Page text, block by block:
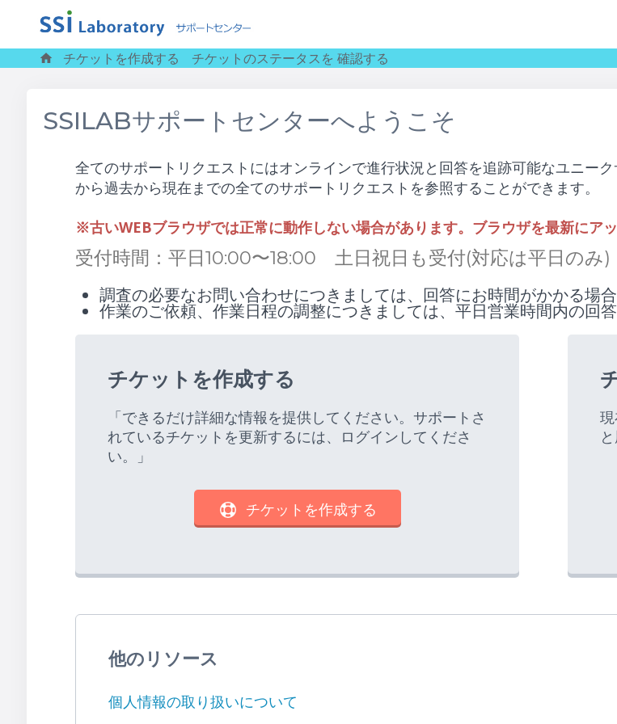
チケットを作成する チケットのステータスを 確認する
SSILABサポートセンターへようこそ
全てのサポートリクエストにはオンラインで進行状況と回答を追跡可能なユニー
から過去から現在までの全てのサポートリクエストを参照することができます。
※古いWEBブラウザでは正常に動作しない場合があります。ブラウザを最新にア
受付時間：平日10:00〜18:00 土日祝日も受付(対応は平日のみ)
調査の必要なお問い合わせにつきましては、回答にお時間がかかる場
作業のご依頼、作業日程の調整につきましては、平日営業時間内の回答
チケットを作成する
「できるだけ詳細な情報を提供してください。サポートさ
れているチケットを更新するには、ログインしてくださ
い。」
チケットを作成する
他のリソース
個人情報の取り扱いについて